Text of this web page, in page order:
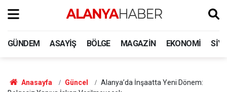
GÜNDEM ASAYIŞ BÖLGE MAGAZIN EKONOMI
Anasayfa Güncel
Alanya’da İnşaatta Yeni Dönem: